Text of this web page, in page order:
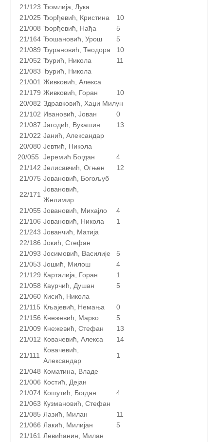
21/123 Ђомлија, Лука
21/025 Ђорђевић, Кристина
10
21/008 Ђорђевић, Нађа
5
21/164 Ђошановић, Урош
5
21/089 Ђурановић, Теодора 10
21/052 Ђурић, Никола
11
21/083 Ђурић, Никола
21/001 Живковић, Алекса
21/179 Живковић, Горан
10
20/082 Здравковић, Хаџи Милун
21/102 Ивановић, Јован
0
21/087 Јагодић, Вукашин
13
21/022 Јанић, Александар
20/080 Јевтић, Никола
20/055
Јеремић Богдан
4
21/142 Јелисавчић, Огњен
12
21/075 Јовановић, Богољуб
22/171
Јовановић,
Желимир
21/055 Јовановић, Михајло
4
21/106 Јовановић, Никола
1
21/243 Јованчић, Матија
22/186 Јокић, Стефан
21/093 Јосимовић, Василије 5
21/053 Јошић, Милош
4
21/129 Карталија, Горан
1
21/058 Каурчић, Душан
5
21/060 Кисић, Никола
21/115 Кљајевић, Немања
0
21/156 Кнежевић, Марко
5
21/009 Кнежевић, Стефан
13
21/012 Ковачевић, Алекса 14
21/111
Ковачевић,
Александар
1
21/048 Коматина, Владе
21/006 Костић, Дејан
21/074 Кошутић, Богдан
4
21/063 Кузмановић, Стефан
21/085 Лазић, Милан
11
21/066 Лакић, Милијан
5
21/161 Левићанин, Милан